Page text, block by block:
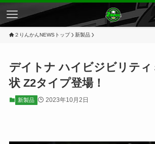
２りんかんNEWSトップ 新製品
デイトナ ハイビジビリティ
状 Z2タイプ登場！
新製品 2023年10月2日